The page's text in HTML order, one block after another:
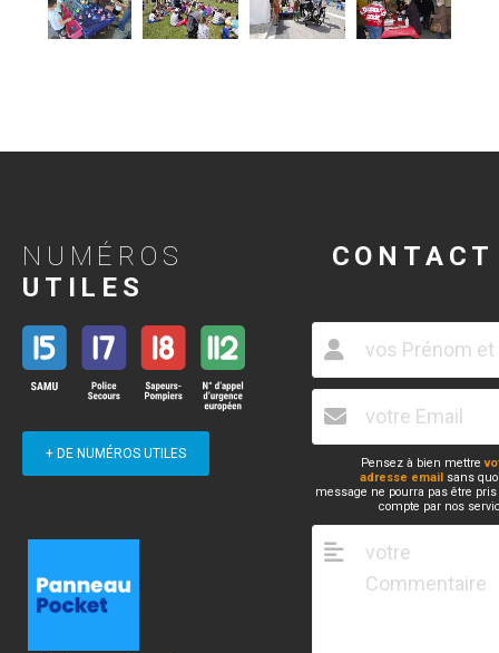
NUMÉROS
UTILES
+ DE NUMÉROS UTILES
CONTACT
Pensez à bien mettre
adresse email sans
message ne pourra pas être
compte par nos